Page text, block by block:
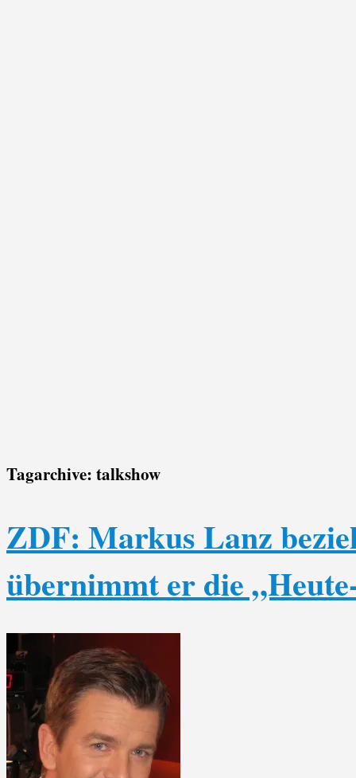
Tagarchive: talkshow
ZDF: Markus Lanz
übernimmt er die